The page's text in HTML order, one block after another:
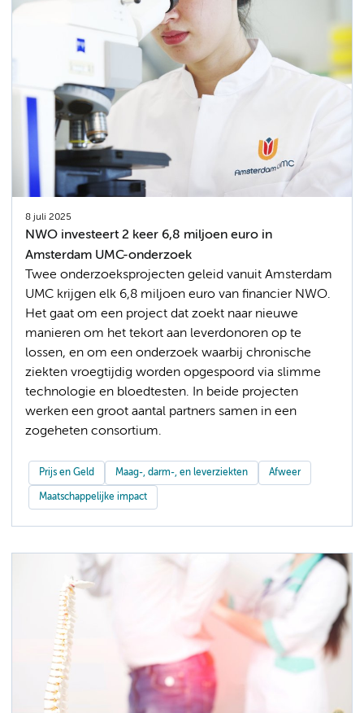
8 juli 2025
NWO investeert 2 keer 6,8 miljoen euro in
Amsterdam UMC-onderzoek
Twee onderzoeksprojecten geleid vanuit Amsterdam
UMC krijgen elk 6,8 miljoen euro van financier NWO.
Het gaat om een project dat zoekt naar nieuwe
manieren om het tekort aan leverdonoren op te
lossen, en om een onderzoek waarbij chronische
ziekten vroegtijdig worden opgespoord via slimme
technologie en bloedtesten. In beide projecten
werken een groot aantal partners samen in een
zogeheten consortium.
Prijs en Geld Maag-, darm-, en leverziekten Afweer
Maatschappelijke impact